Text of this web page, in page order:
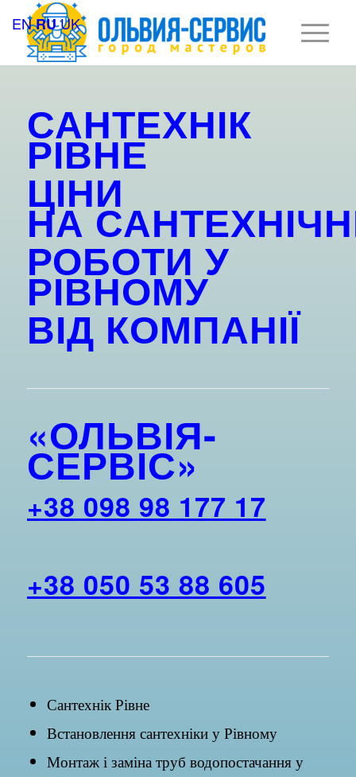
САНТЕХНІК
РІВНЕ
ЦІНИ
НА
РОБОТИ У
РІВНОМУ
ВІД КОМПАНІЇ
«ОЛЬВІЯ-
СЕРВІС»
+38 098 98 177 17
+38 050 53 88 605
Сантехнік Рівне
Встановлення сантехніки у Рівному
Монтаж і заміна труб водопостачання у
ENRUUK